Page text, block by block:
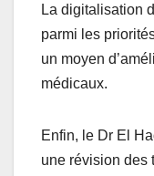
La digitalisation
parmi les
un moyen
médicaux.
Enfin, le Dr El
une révision des